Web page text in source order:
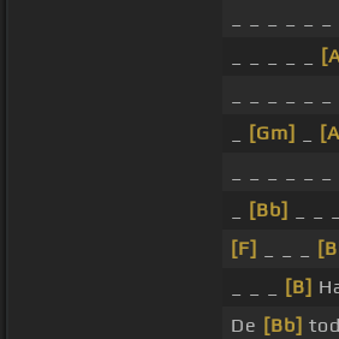
[Gm]
[Bb]
[F]
[B]
De [Bb]